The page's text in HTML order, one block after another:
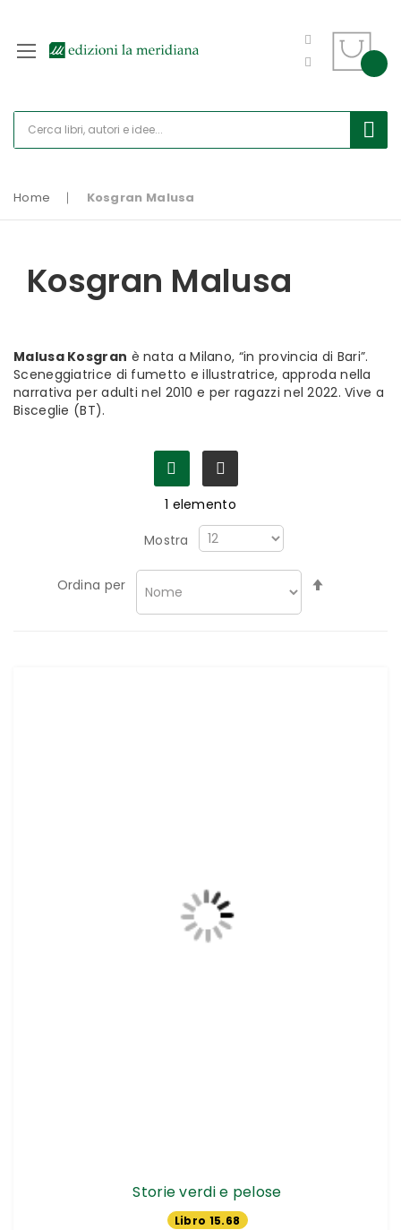
Home Kosgran Malusa
Kosgran Malusa
Malusa Kosgran è nata a Milano, “in provincia di Bari”.
Sceneggiatrice di fumetto e illustratrice, approda nella
narrativa per adulti nel 2010 e per ragazzi nel 2022. Vive a
Bisceglie (BT).
1 elemento
Mostra
Ordina per
Storie verdi e pelose
Libro 15.68